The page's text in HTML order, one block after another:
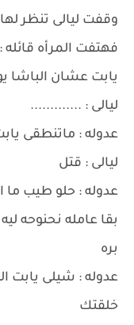
وقفت ليالى تنظر لها
فهتفت المرأه قائله
يابت عشان الباشا
ليالى : .............
عدوله : ماتنطقى
ليالى : قتل
عدوله : حلو طيب ما
بقا عامله نحنوحه
بره
عدوله : شيلى يابت
خلقتك